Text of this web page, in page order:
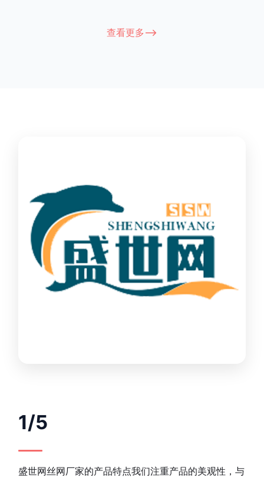
或者咨询厂家客服以获取更准确的信息。
查看更多-->
1/5
盛世网丝网厂家的产品特点我们注重产品的美观性，与